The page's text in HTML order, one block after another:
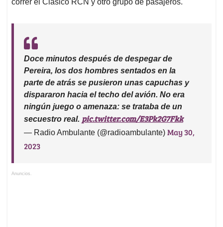
Doce minutos después de despegar de
Pereira, los dos hombres sentados en la
parte de atrás se pusieron unas capuchas y
dispararon hacia el techo del avión. No era
ningún juego o amenaza: se trataba de un
secuestro real. pic.twitter.com/E3Pk2G7Fkk
— Radio Ambulante (@radioambulante) May 30,
2023
Anuncios.